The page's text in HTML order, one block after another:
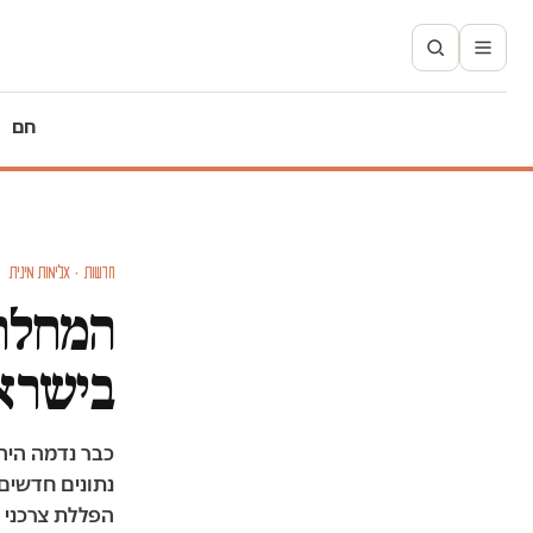
חם
חדשות · אלימות מינית
כבר נדמה
נתונים
הפללת צרכני